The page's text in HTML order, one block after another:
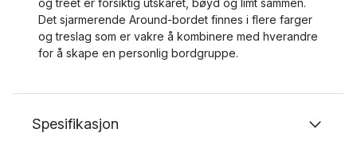
og treet er forsiktig utskåret, bøyd og limt sammen.
Det sjarmerende Around-bordet finnes i flere farger
og treslag som er vakre å kombinere med hverandre
for å skape en personlig bordgruppe.
Spesifikasjon